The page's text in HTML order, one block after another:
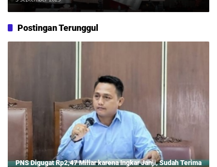
Negara
Postingan Terunggul
PNS Digugat Rp2,47 Miliar karena Ingkar Janji, Sudah Terima